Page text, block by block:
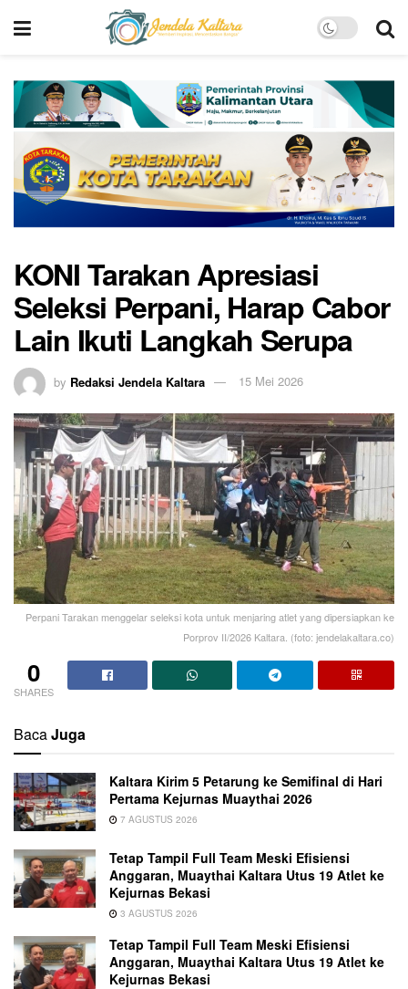
KONI Tarakan Apresiasi
Seleksi Perpani, Harap Cabor
Lain Ikuti Langkah Serupa
by Redaksi Jendela Kaltara 15 Mei 2026
Perpani Tarakan menggelar seleksi kota untuk menjaring atlet yang dipersiapkan ke
Porprov II/2026 Kaltara. (foto: jendelakaltara.co)
0
SHARES
BacaJuga
Kaltara Kirim 5 Petarung ke Semifinal di Hari
Pertama Kejurnas Muaythai 2026
7 AGUSTUS 2026
Tetap Tampil Full Team Meski Efisiensi
Anggaran, Muaythai Kaltara Utus 19 Atlet ke
Kejurnas Bekasi
3 AGUSTUS 2026
Tetap Tampil Full Team Meski Efisiensi
Anggaran, Muaythai Kaltara Utus 19 Atlet ke
Kejurnas Bekasi